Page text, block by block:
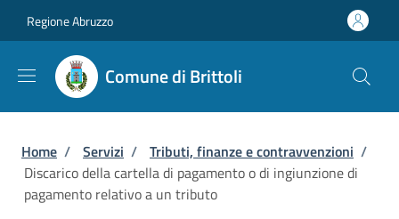
Regione Abruzzo
Comune di Brittoli
Briciole di pane
Home / Servizi / Tributi, finanze e contravvenzioni /
Discarico della cartella di pagamento o di ingiunzione di
pagamento relativo a un tributo